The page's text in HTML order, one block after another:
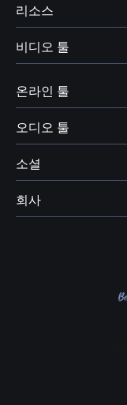
리소스
비디오 및 오디오 다
보이스 체인저 팁
디스코드 보이스 체
OBS 보이스 체인저
여성 목소리 보이스
콜 오브 듀티 보이스
비디오 툴
비디오 다운로더
비디오 에디터
비디오킷
온라인 툴
온라인 비디오 다운로
온라인 보이스 체인저
AI 목소리 및 음향 효
오디오 툴
보이스 웨이브
보컬 리무버
메인 보컬 및 코러스
소셜

회사